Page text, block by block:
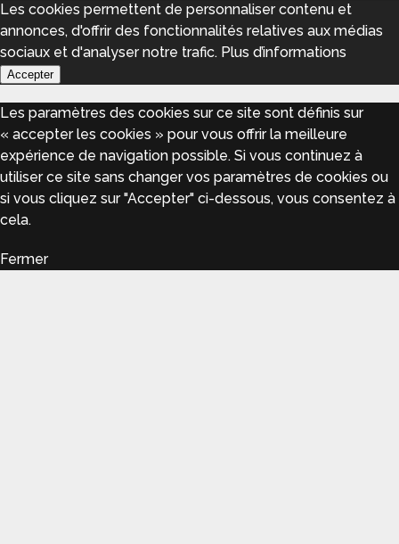
Les cookies permettent de personnaliser contenu et
annonces, d'offrir des fonctionnalités relatives aux médias
sociaux et d'analyser notre trafic. Plus d’informations
Accepter
Les paramètres des cookies sur ce site sont définis sur
« accepter les cookies » pour vous offrir la meilleure
expérience de navigation possible. Si vous continuez à
utiliser ce site sans changer vos paramètres de cookies ou
si vous cliquez sur "Accepter" ci-dessous, vous consentez à
cela.
Fermer